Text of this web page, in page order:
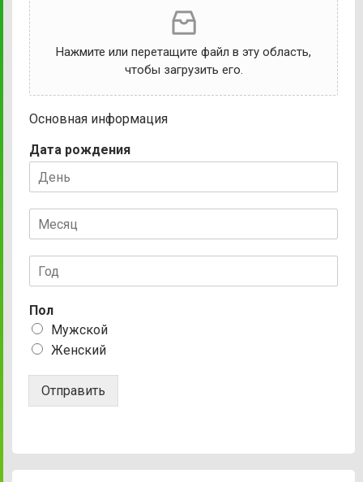
Нажмите или перетащите файл в эту область,
чтобы загрузить его.
Основная информация
Дата рождения
Пол
Мужской
Женский
Отправить